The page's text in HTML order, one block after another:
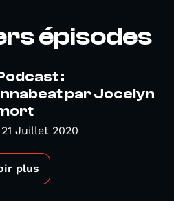
épisodes
:
par Jocelyn
Juillet 2020
plus